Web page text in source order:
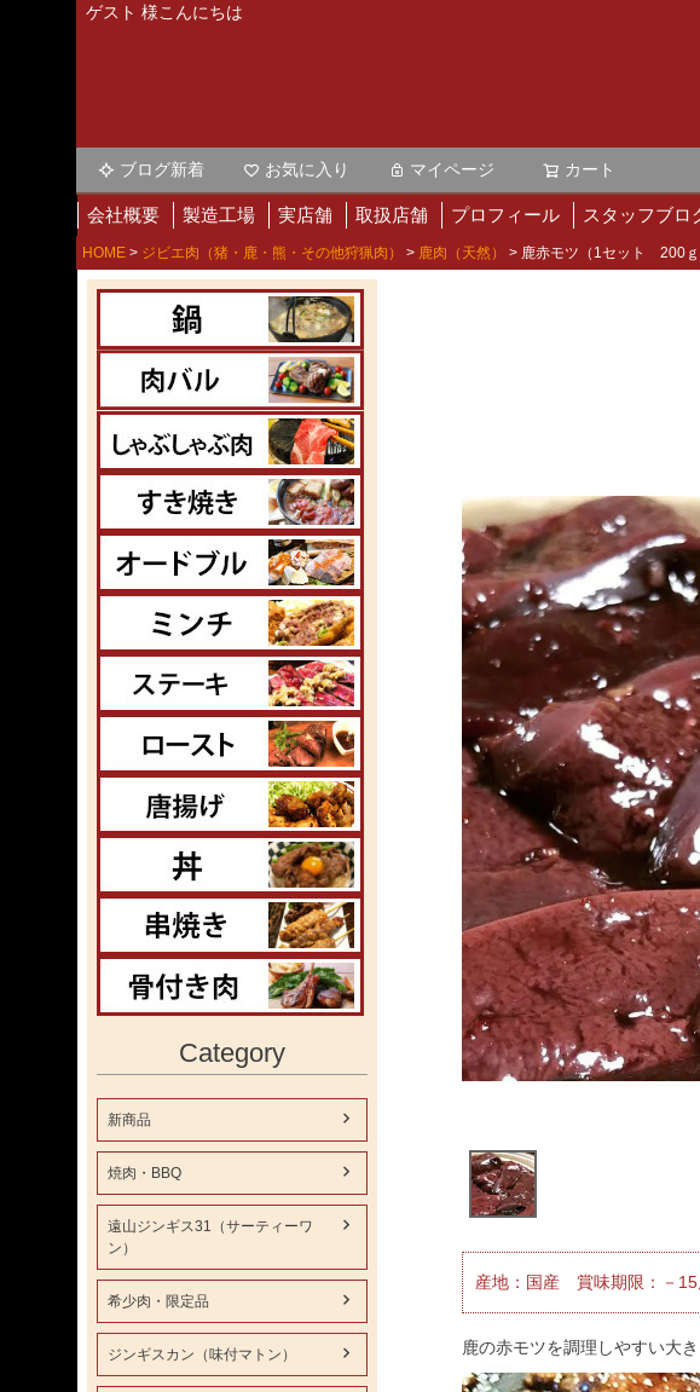
ゲスト 様こんにちは
ブログ新着 お気に入り マイページ カート
会社概要 製造工場 実店舗 取扱店舗 プロフィール スタッフブロ
HOME ジビエ肉（猪・鹿・熊・その他狩猟肉） 鹿肉（天然） 鹿赤モツ（1セット 200ｇ
Category
新商品
焼肉・BBQ
遠山ジンギス31（サーティーワ
ン）
希少肉・限定品
ジンギスカン（味付マトン）
産地：国産 賞味期限：－15
鹿の赤モツを調理しやすい大